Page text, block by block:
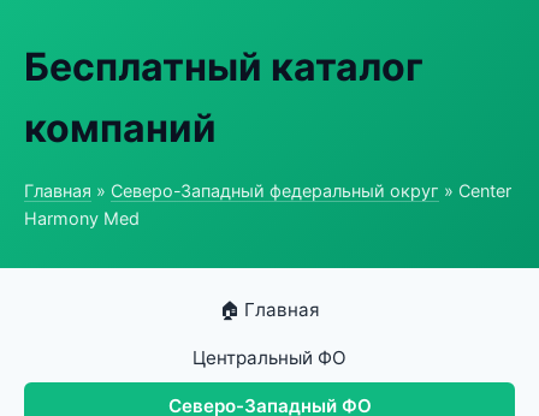
Бесплатный каталог
компаний
Главная » Северо-Западный федеральный округ » Center
Harmony Med
🏠 Главная
Центральный ФО
Северо-Западный ФО